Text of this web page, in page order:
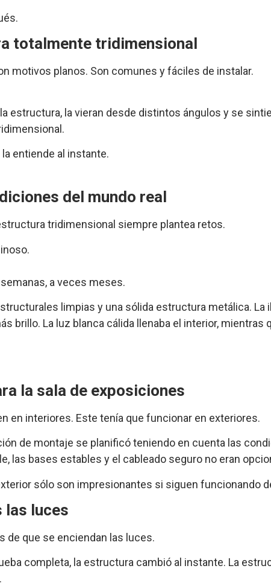
totalmente tridimensional
motivos planos. Son comunes y fáciles de instalar.
estructura, la vieran desde distintos ángulos y se
entiende al instante.
del mundo real
tridimensional siempre plantea retos.
a veces meses.
limpias y una sólida estructura metálica. La
brillo. La luz blanca cálida llenaba el interior,
la sala de exposiciones
en interiores. Este tenía que funcionar en exteriores.
de montaje se planificó teniendo en cuenta las
las bases estables y el cableado seguro no eran
sólo son impresionantes si siguen funcionando
las luces
de que se enciendan las luces.
completa, la estructura cambió al instante. La